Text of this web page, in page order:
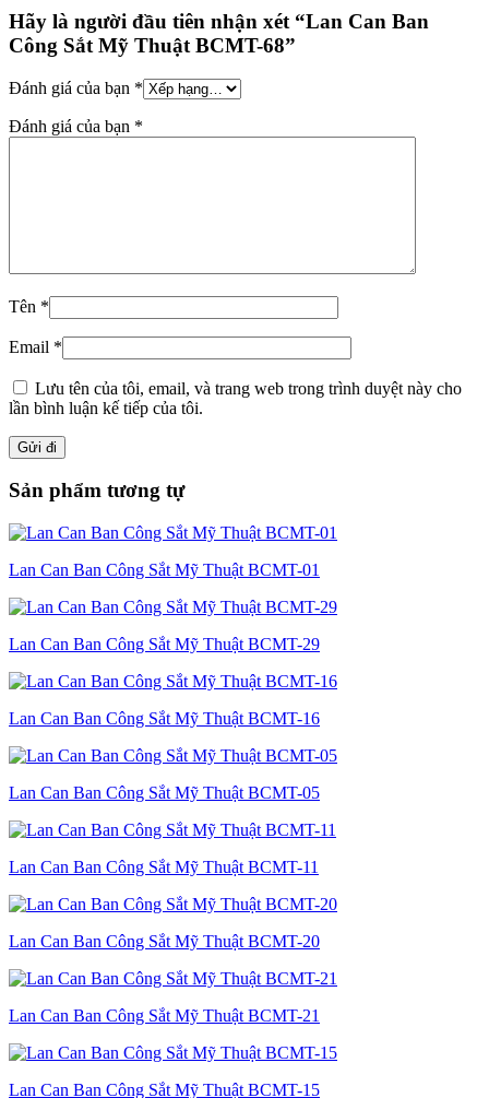
Hãy là người đầu tiên nhận xét “Lan Can Ban
Công Sắt Mỹ Thuật BCMT-68”
Đánh giá của bạn *
Đánh giá của bạn *
Tên *
Email *
Lưu tên của tôi, email, và trang web trong trình duyệt này cho
lần bình luận kế tiếp của tôi.
Sản phẩm tương tự
Lan Can Ban Công Sắt Mỹ Thuật BCMT-01
Lan Can Ban Công Sắt Mỹ Thuật BCMT-29
Lan Can Ban Công Sắt Mỹ Thuật BCMT-16
Lan Can Ban Công Sắt Mỹ Thuật BCMT-05
Lan Can Ban Công Sắt Mỹ Thuật BCMT-11
Lan Can Ban Công Sắt Mỹ Thuật BCMT-20
Lan Can Ban Công Sắt Mỹ Thuật BCMT-21
Lan Can Ban Công Sắt Mỹ Thuật BCMT-15